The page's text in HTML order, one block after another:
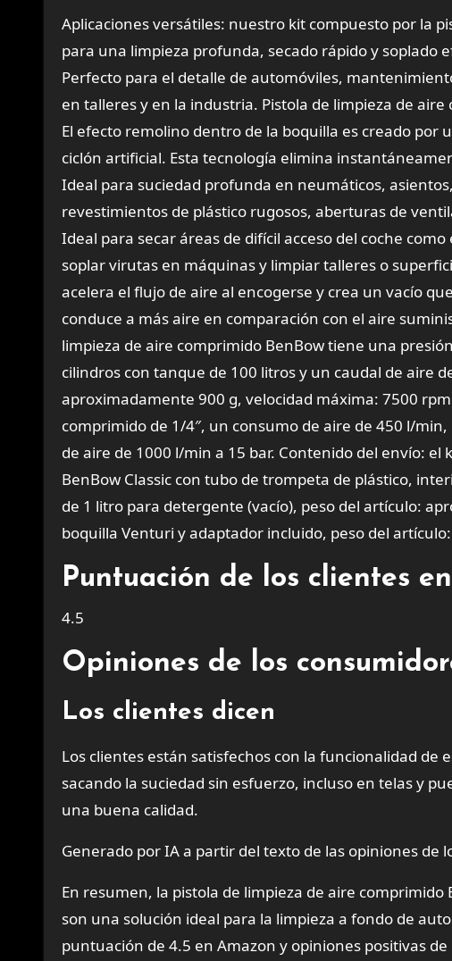
Aplicaciones versátiles: nuestro kit compuesto por la
para una limpieza profunda, secado rápido y soplado
Perfecto para el detalle de automóviles,
en talleres y en la industria. Pistola de limpieza de
El efecto remolino dentro de la boquilla es creado
ciclón artificial. Esta tecnología elimina
Ideal para suciedad profunda en neumáticos,
revestimientos de plástico rugosos, aberturas de
Ideal para secar áreas de difícil acceso del coche
soplar virutas en máquinas y limpiar talleres o
acelera el flujo de aire al encogerse y crea un vacío
conduce a más aire en comparación con el aire
limpieza de aire comprimido BenBow tiene una
cilindros con tanque de 100 litros y un caudal de aire
aproximadamente 900 g, velocidad máxima: 7500
comprimido de 1/4″, un consumo de aire de 450 l/
de aire de 1000 l/min a 15 bar. Contenido del envío:
BenBow Classic con tubo de trompeta de plástico,
de 1 litro para detergente (vacío), peso del artículo:
boquilla Venturi y adaptador incluido, peso del
Puntuación de los clientes
4.5
Opiniones de los
Los clientes dicen
Los clientes están satisfechos con la funcionalidad
sacando la suciedad sin esfuerzo, incluso en telas y
una buena calidad.
Generado por IA a partir del texto de las opiniones de
En resumen, la pistola de limpieza de aire
son una solución ideal para la limpieza a fondo de
puntuación de 4.5 en Amazon y opiniones positivas